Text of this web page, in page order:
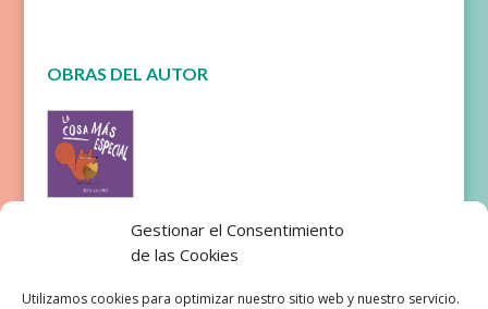
Gestionar el Consentimiento
de las Cookies
Utilizamos cookies para optimizar nuestro sitio web y nuestro servicio.
OBRAS DEL AUTOR